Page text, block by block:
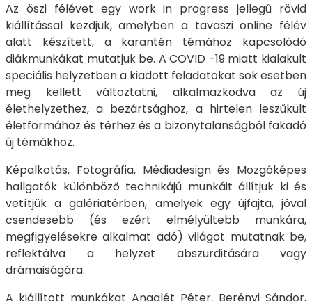
Az őszi félévet egy work in progress jellegű rövid
kiállítással kezdjük, amelyben a tavaszi online félév
alatt készített, a karantén témához kapcsolódó
diákmunkákat mutatjuk be. A COVID -19 miatt kialakult
speciális helyzetben a kiadott feladatokat sok esetben
meg kellett változtatni, alkalmazkodva az új
élethelyzethez, a bezártsághoz, a hirtelen leszűkült
életformához és térhez és a bizonytalanságból fakadó
új témákhoz.
Képalkotás, Fotográfia, Médiadesign és Mozgóképes
hallgatók különböző technikájú munkáit állítjuk ki és
vetítjük a galériatérben, amelyek egy újfajta, jóval
csendesebb (és ezért elmélyültebb munkára,
megfigyelésekre alkalmat adó) világot mutatnak be,
reflektálva a helyzet abszurditására vagy
drámaiságára.